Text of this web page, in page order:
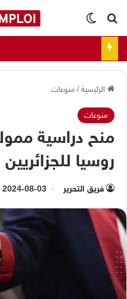
بحث عنالوضع المظلم
الرئيسية/ منوعات
منوعات
منح دراسية
روسيا للجزائريين (200
فريق التحرير 2024-08-03